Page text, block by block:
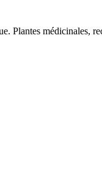
Plantes médicinales,